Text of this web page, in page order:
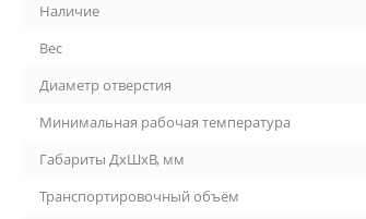
Наличие
Вес
Диаметр отверстия
Минимальная рабочая температура
Габариты ДхШхВ, мм
Транспортировочный объём